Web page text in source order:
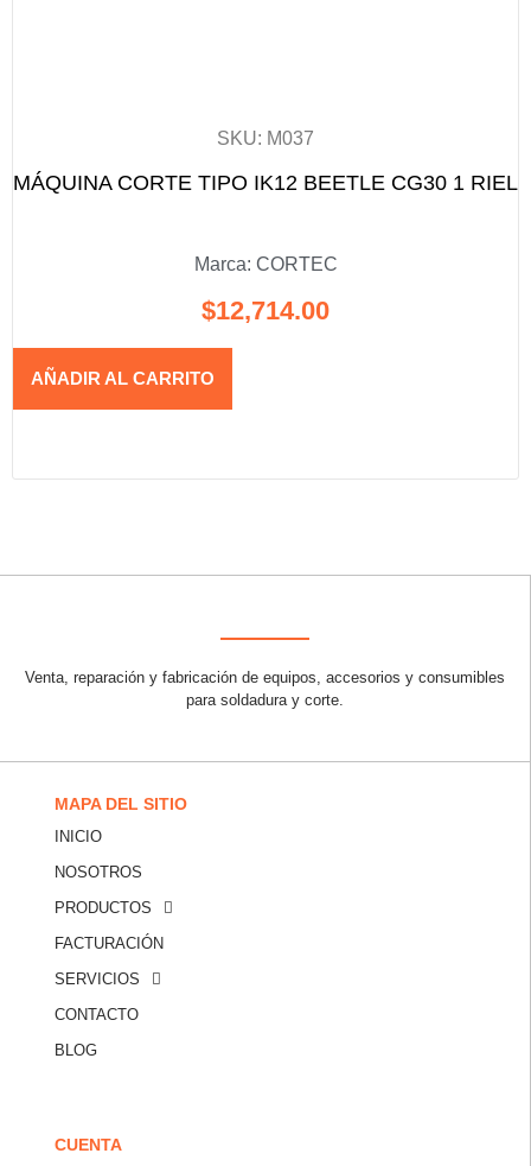
SKU: M037
MÁQUINA CORTE TIPO IK12 BEETLE CG30 1 RIEL
Marca: CORTEC
$12,714.00
AÑADIR AL CARRITO
Venta, reparación y fabricación de equipos, accesorios y consumibles
para soldadura y corte.
MAPA DEL SITIO
INICIO
NOSOTROS
PRODUCTOS
FACTURACIÓN
SERVICIOS
CONTACTO
BLOG
CUENTA